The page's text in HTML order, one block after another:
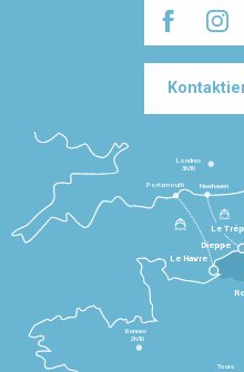
Le Havre
Dieppe
Le
Rennes
2h30
Tours
Londres
3h30
Newhaven
Portsmouth